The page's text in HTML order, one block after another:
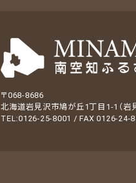
〒068-8686
北海道岩見沢市鳩が丘1丁目1-1（岩
TEL:0126-25-8001 / FAX 0126-24-